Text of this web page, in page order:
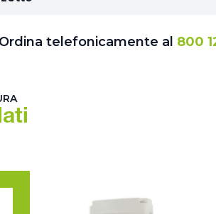
Ordina telefonicamente al 800